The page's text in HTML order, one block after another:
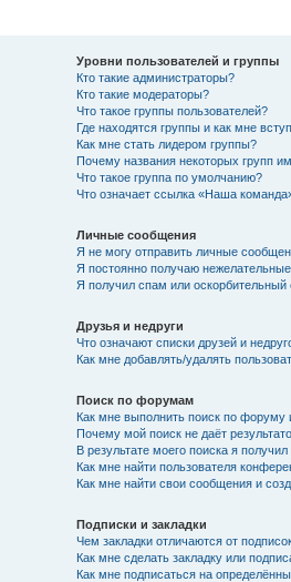
Уровни пользователей и группы
Кто такие администраторы?
Кто такие модераторы?
Что такое группы пользователей?
Где находятся группы и как мне
Как мне стать лидером группы?
Почему названия некоторых групп
Что такое группа по умолчанию?
Что означает ссылка «Наша
Личные сообщения
Я не могу отправить личные
Я постоянно получаю
Я получил спам или оскорбительный
Друзья и недруги
Что означают списки друзей и
Как мне добавлять/удалять
Поиск по форумам
Как мне выполнить поиск по
Почему мой поиск не даёт
В результате моего поиска я
Как мне найти пользователя
Как мне найти свои сообщения и
Подписки и закладки
Чем закладки отличаются от
Как мне сделать закладку или
Как мне подписаться на